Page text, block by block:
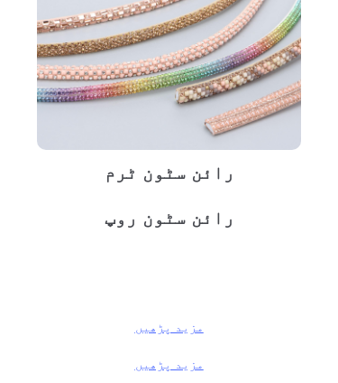
رائن سٹون روپ
رائن سٹون ٹرم
مزید پڑھیں
مزید پڑھیں